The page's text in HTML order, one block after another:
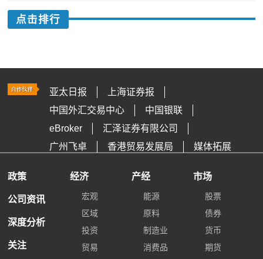
点击排行
亚太日报
上海证券报
中国外汇交易中心
中国银联
eBroker
汇泽证券有限公司
广州飞卓
香港贸易发展局 媒体拓展
政策
公司资讯
深度分析
关注
经济
宏观
区域
投资
贸易
产经
能源
原料
制造业
消费品
市场
股票
债券
货币
期货